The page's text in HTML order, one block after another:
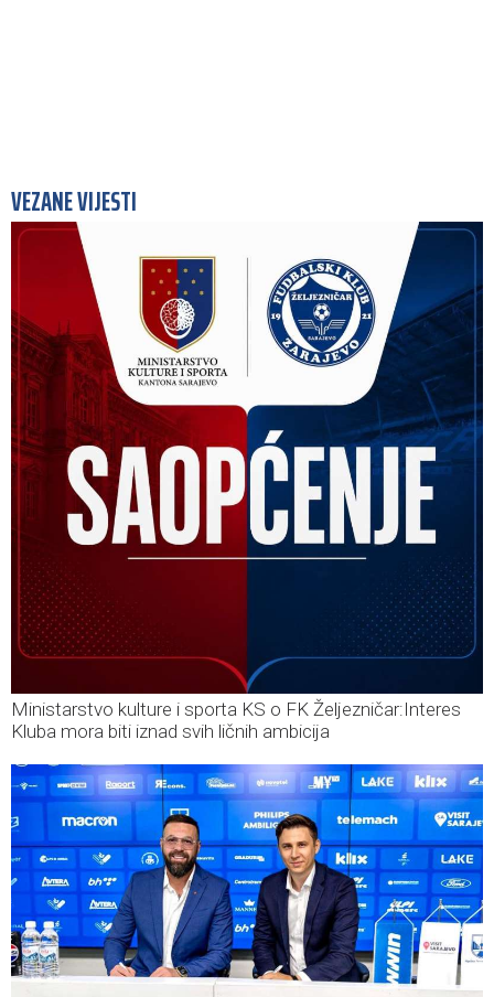
VEZANE VIJESTI
Ministarstvo kulture i sporta KS o FK Željezničar:Interes
Kluba mora biti iznad svih ličnih ambicija